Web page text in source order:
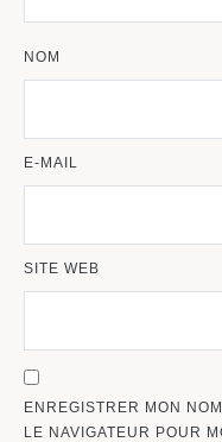
NOM
E-MAIL
SITE WEB
ENREGISTRER MON
LE NAVIGATEUR POUR